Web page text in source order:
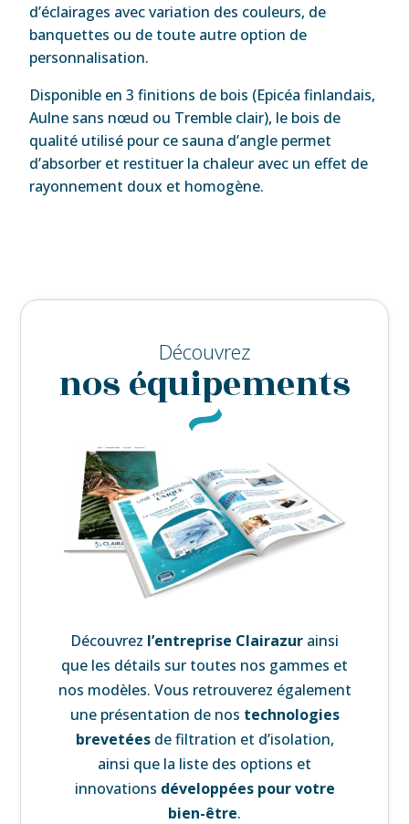
d’éclairages avec variation des couleurs, de
banquettes ou de toute autre option de
personnalisation.
Disponible en 3 finitions de bois (Epicéa finlandais,
Aulne sans nœud ou Tremble clair), le bois de
qualité utilisé pour ce sauna d’angle permet
d’absorber et restituer la chaleur avec un effet de
rayonnement doux et homogène.
Découvrez
nos équipements
Découvrez l’entreprise Clairazur ainsi
que les détails sur toutes nos gammes et
nos modèles. Vous retrouverez également
une présentation de nos technologies
brevetéesde filtration et d’isolation,
ainsi que la liste des options et
innovations développées pour votre
bien-être.